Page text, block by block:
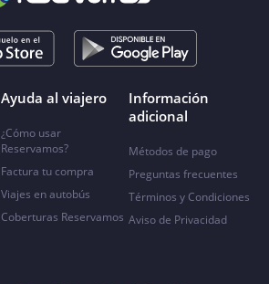
Ayuda al viajero
¿Cómo usar
Reservamos?
Factura tu compra
Viajes en autobús
Coberturas Reservamos
Información
adicional
Métodos de pago
Preguntas frecuentes
Términos y Condiciones
Aviso de Privacidad